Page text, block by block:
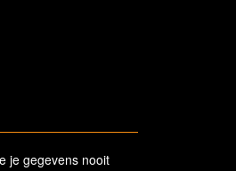
je gegevens nooit